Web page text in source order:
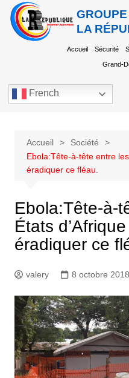
LA
Accueil Sécurité
Grand-
French
Accueil
Société
Ebola:Tête-à-tête entre
éradiquer ce fléau.
Ebola:Tête-à-
États
éradiquer ce
valery 8 octobre 2018